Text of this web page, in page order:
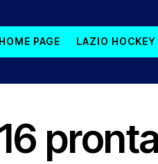
HOME PAGE LAZIO HOCKEY